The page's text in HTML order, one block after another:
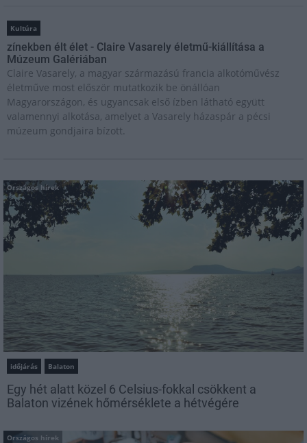
Kultúra
zínekben élt élet - Claire Vasarely életmű-kiállítása a
Múzeum Galériában
Claire Vasarely, a magyar származású francia alkotóművész
életműve most először mutatkozik be önállóan
Magyarországon, és ugyancsak első ízben látható együtt
valamennyi alkotása, amelyet a Vasarely házaspár a pécsi
múzeum gondjaira bízott.
Országos hírek
időjárás Balaton
Egy hét alatt közel 6 Celsius-fokkal csökkent a
Balaton vizének hőmérséklete a hétvégére
Országos hírek